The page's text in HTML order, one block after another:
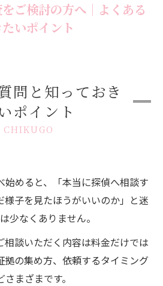
ご検討の方へ｜よくある
いポイント
問と知っておき
ポイント
CHIKUGO
始めると、「本当に探偵へ相談す
様子を見たほうがいいのか」と迷
少なくありません。
相談いただく内容は料金だけでは
拠の集め方、依頼するタイミング
さまざまです。